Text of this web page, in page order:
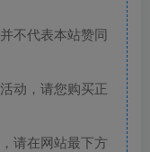
不代表本站赞同
动，请您购买正
请在网站最下方